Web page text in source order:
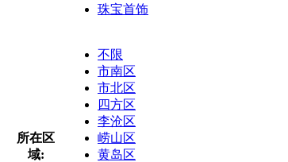
珠宝首饰
所在区
域:
不限
市南区
市北区
四方区
李沧区
崂山区
黄岛区